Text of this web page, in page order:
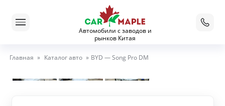
Автомобили с заводов и
рынков Китая
Главная » Каталог авто » BYD — Song Pro DM